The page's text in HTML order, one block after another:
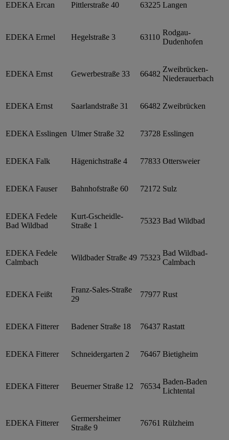
EDEKA Ercan Pittlerstraße 40 63225 Langen
EDEKA Ermel Hegelstraße 3 63110
Rodgau-
Dudenhofen
EDEKA Ernst Gewerbestraße 33 66482
Zweibrücken-
Niederauerbach
EDEKA Ernst Saarlandstraße 31 66482 Zweibrücken
EDEKA Esslingen Ulmer Straße 32 73728 Esslingen
EDEKA Falk Hägenichstraße 4 77833 Ottersweier
EDEKA Fauser Bahnhofstraße 60 72172 Sulz
EDEKA Fedele
Bad Wildbad
Kurt-Gscheidle-
Straße 1
75323 Bad Wildbad
EDEKA Fedele
Calmbach
Wildbader Straße 49 75323
Bad Wildbad-
Calmbach
EDEKA Feißt
Franz-Sales-Straße
29
77977 Rust
EDEKA Fitterer Badener Straße 18 76437 Rastatt
EDEKA Fitterer Schneidergarten 2 76467 Bietigheim
EDEKA Fitterer Beuerner Straße 12 76534
Baden-Baden
Lichtental
EDEKA Fitterer
Germersheimer
Straße 9
76761 Rülzheim